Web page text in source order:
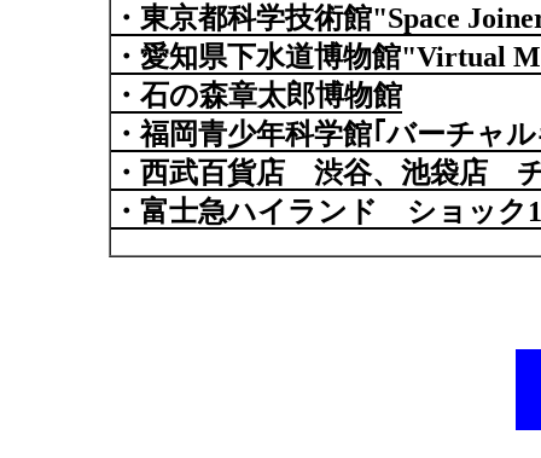
・東京都科学技術館"Space
・愛知県下水道博物館"Virtual
・石の森章太郎博物館
・福岡青少年科学館｢バーチャ
・西武百貨店 渋谷、池袋店
・富士急ハイランド ショッ